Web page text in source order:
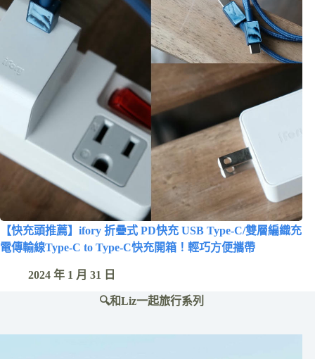
【快充頭推薦】ifory 折疊式 PD快充 USB Type-C/雙層編織充
電傳輸線Type-C to Type-C快充開箱！輕巧方便攜帶
2024 年 1 月 31 日
🔍和Liz一起旅行系列